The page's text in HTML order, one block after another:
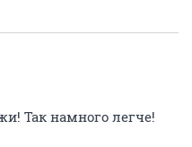
Так намного легче!